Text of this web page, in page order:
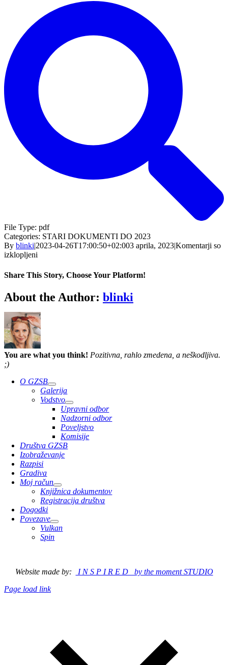
File Type: pdf
Categories: STARI DOKUMENTI DO 2023
By blinki|2023-04-26T17:00:50+02:003 aprila, 2023|Komentarji so
izklopljeni
Share This Story, Choose Your Platform!
Facebook
Twitter
Reddit
LinkedIn
WhatsApp
Telegram
Tumblr
Pinterest
Vk
Xing
Email
About the Author: blinki
You are what you think! Pozitivna, rahlo zmedena, a neškodljiva.
;)
O GZSB
Galerija
Vodstvo
Upravni odbor
Nadzorni odbor
Poveljstvo
Komisije
Društva GZSB
Izobraževanje
Razpisi
Gradiva
Moj račun
Knjižnica dokumentov
Registracija društva
Dogodki
Povezave
Vulkan
Spin
Website made by:
I N S P I R E D by the moment STUDIO
Page load link